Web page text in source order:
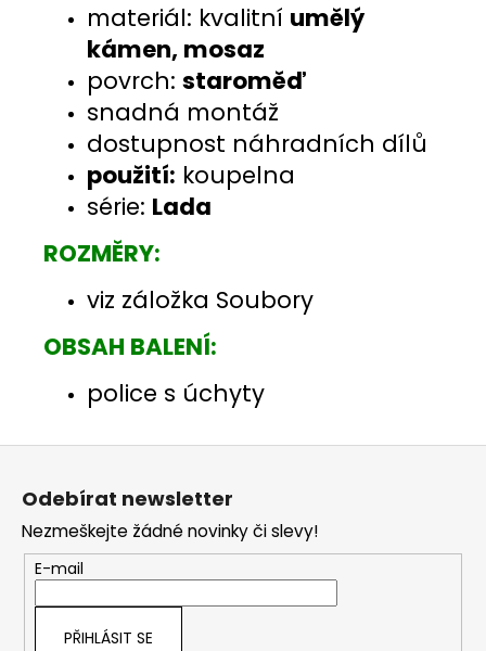
materiál: kvalitní umělý
kámen, mosaz
povrch: staroměď
snadná montáž
dostupnost náhradních dílů
použití: koupelna
série: Lada
ROZMĚRY:
viz záložka Soubory
OBSAH BALENÍ:
police s úchyty
Z
Odebírat newsletter
Nezmeškejte žádné novinky či slevy!
E-mail
PŘIHLÁSIT SE